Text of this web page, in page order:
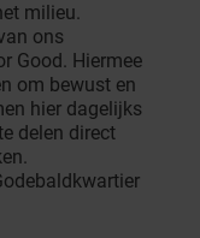
milieu.
ons
Good. Hiermee
om bewust en
hier dagelijks
delen direct